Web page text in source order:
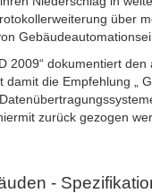
über
2009“ dokumentiert
die Empfehlung „
zurück gezogen
-